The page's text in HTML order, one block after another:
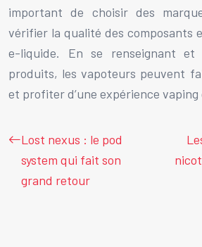
important de choisir des
vérifier la qualité des composants
e-liquide. En se renseignant et
produits, les vapoteurs peuvent
et profiter d’une expérience vaping
Lost nexus : le pod
system qui fait son
grand retour